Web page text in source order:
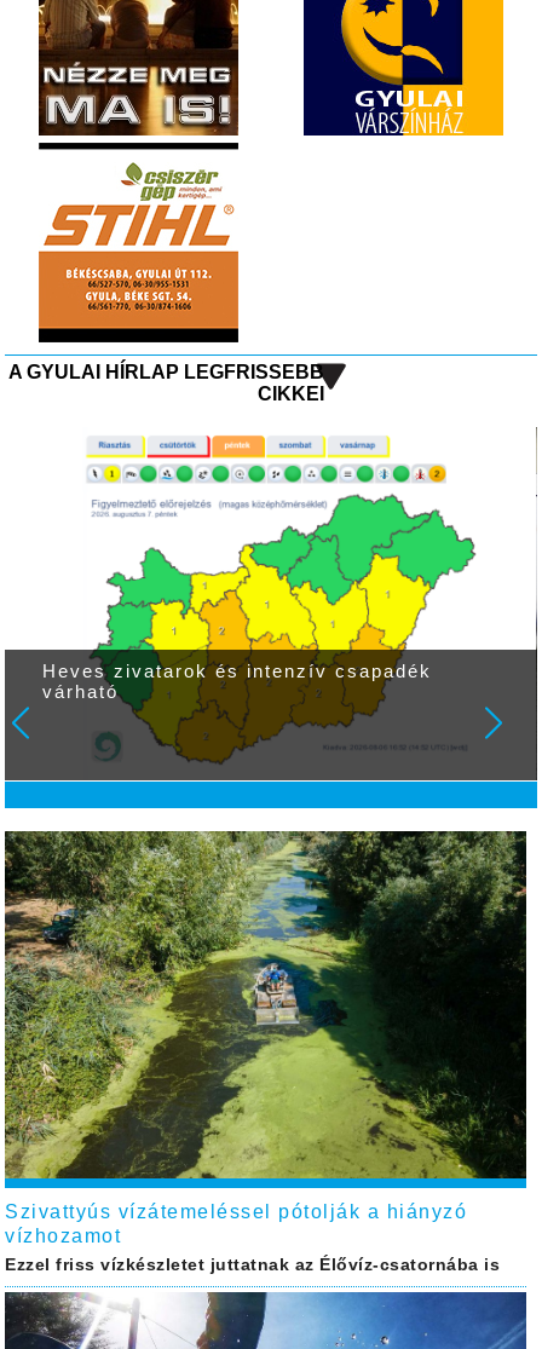
A GYULAI HÍRLAP LEGFRISSEBB
CIKKEI
Heves zivatarok és intenzív csapadék
várható
Szivattyús vízátemeléssel pótolják a hiányzó
vízhozamot
Ezzel friss vízkészletet juttatnak az Élővíz-csatornába is